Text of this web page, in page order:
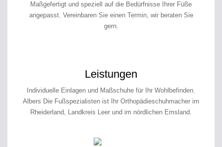
Maßgefertigt und speziell auf die Bedürfnisse Ihrer Füße
angepasst. Vereinbaren Sie einen Termin, wir beraten Sie
gern.
Leistungen
Individuelle Einlagen und Maßschuhe für Ihr Wohlbefinden.
Albers Die Fußspezialisten ist Ihr Orthopädieschuhmacher im
Rheiderland, Landkreis Leer und im nördlichen Emsland.